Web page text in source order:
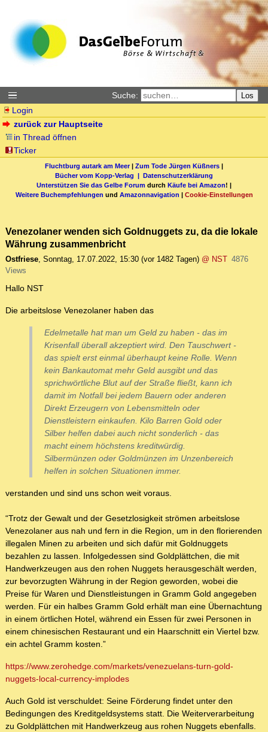
Suche: Los
Login
zurück zur Hauptseite
in Thread öffnen
Ticker
Fluchtburg autark am Meer| Zum Tode Jürgen Küßners |
Bücher vom Kopp-Verlag | Datenschutzerklärung
Unterstützen Sie das Gelbe Forum durch Käufe bei Amazon! |
Weitere Buchempfehlungen und Amazonnavigation | Cookie-Einstellungen
Venezolaner wenden sich Goldnuggets zu, da die lokale
Währung zusammenbricht
Ostfriese, Sonntag, 17.07.2022, 15:30 (vor 1482 Tagen) @ NST 4876
Views
Hallo NST
Die arbeitslose Venezolaner haben das
Edelmetalle hat man um Geld zu haben - das im
Krisenfall überall akzeptiert wird. Den Tauschwert -
das spielt erst einmal überhaupt keine Rolle. Wenn
kein Bankautomat mehr Geld ausgibt und das
sprichwörtliche Blut auf der Straße fließt, kann ich
damit im Notfall bei jedem Bauern oder anderen
Direkt Erzeugern von Lebensmitteln oder
Dienstleistern einkaufen. Kilo Barren Gold oder
Silber helfen dabei auch nicht sonderlich - das
macht einem höchstens kreditwürdig.
Silbermünzen oder Goldmünzen im Unzenbereich
helfen in solchen Situationen immer.
verstanden und sind uns schon weit voraus.
“Trotz der Gewalt und der Gesetzlosigkeit strömen arbeitslose
Venezolaner aus nah und fern in die Region, um in den florierenden
illegalen Minen zu arbeiten und sich dafür mit Goldnuggets
bezahlen zu lassen. Infolgedessen sind Goldplättchen, die mit
Handwerkzeugen aus den rohen Nuggets herausgeschält werden,
zur bevorzugten Währung in der Region geworden, wobei die
Preise für Waren und Dienstleistungen in Gramm Gold angegeben
werden. Für ein halbes Gramm Gold erhält man eine Übernachtung
in einem örtlichen Hotel, während ein Essen für zwei Personen in
einem chinesischen Restaurant und ein Haarschnitt ein Viertel bzw.
ein achtel Gramm kosten.”
https://www.zerohedge.com/markets/venezuelans-turn-gold-
nuggets-local-currency-implodes
Auch Gold ist verschuldet: Seine Förderung findet unter den
Bedingungen des Kreditgeldsystems statt. Die Weiterverarbeitung
zu Goldplättchen mit Handwerkzeug aus rohen Nuggets ebenfalls.